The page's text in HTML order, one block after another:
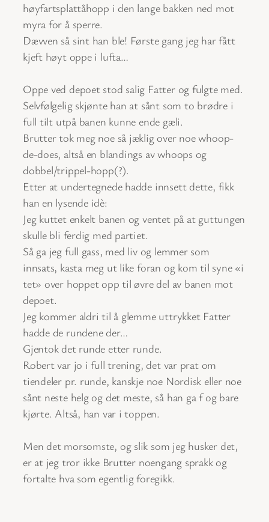
høyfartsplattåhopp i den lange bakken ned mot
myra for å sperre.
Dævven så sint han ble! Første gang jeg har fått
kjeft høyt oppe i lufta…
Oppe ved depoet stod salig Fatter og fulgte med.
Selvfølgelig skjønte han at sånt som to brødre i
full tilt utpå banen kunne ende gæli.
Brutter tok meg noe så jæklig over noe whoop-
de-does, altså en blandings av whoops og
dobbel/trippel-hopp(?).
Etter at undertegnede hadde innsett dette, fikk
han en lysende idè:
Jeg kuttet enkelt banen og ventet på at guttungen
skulle bli ferdig med partiet.
Så ga jeg full gass, med liv og lemmer som
innsats, kasta meg ut like foran og kom til syne «i
tet» over hoppet opp til øvre del av banen mot
depoet.
Jeg kommer aldri til å glemme uttrykket Fatter
hadde de rundene der…
Gjentok det runde etter runde.
Robert var jo i full trening, det var prat om
tiendeler pr. runde, kanskje noe Nordisk eller noe
sånt neste helg og det meste, så han ga f og bare
kjørte. Altså, han var i toppen.
Men det morsomste, og slik som jeg husker det,
er at jeg tror ikke Brutter noengang sprakk og
fortalte hva som egentlig foregikk.